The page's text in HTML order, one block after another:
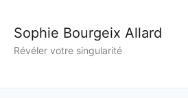
Sophie Bourgeix Allard
Révéler votre singularité